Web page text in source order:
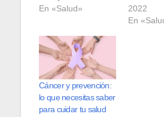
En «Salud»
2022
En
Cáncer y prevención:
lo que necesitas saber
para cuidar tu salud